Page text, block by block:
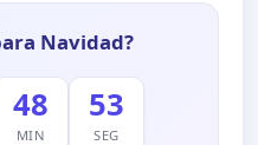
Navidad?
48
MIN
53
SEG